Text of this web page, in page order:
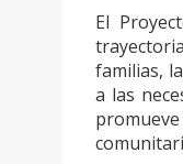
El
familias,
a las